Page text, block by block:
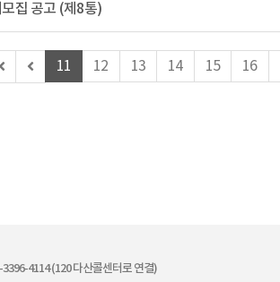
집 공고 (제8통)
첫
페
이
전
11 12 13 14 15 16
4114 (120 다산콜센터로 연결)